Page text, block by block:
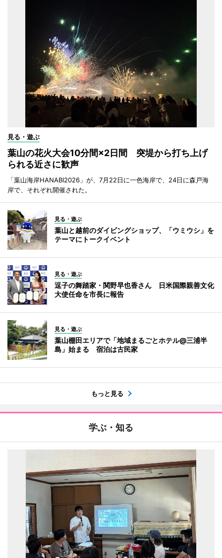
見る・遊ぶ
葉山の花火大会10分間×2日間 突堤から打ち上げ
られる近さに歓声
「葉山海岸HANABI2026」が、7月22日に一色海岸で、24日に森戸海
岸で、それぞれ開催された。
見る・遊ぶ
葉山と越前のダイビングショップ、「ウミウシ」を
テーマにトークイベント
見る・遊ぶ
逗子の舞踏家・関野早也香さん 日米国際親善文化
大使任命を市長に報告
見る・遊ぶ
葉山棚田エリアで「地域まるごとホテル@三浦半
島」始まる 宿泊は古民家
もっと見る
学ぶ・知る